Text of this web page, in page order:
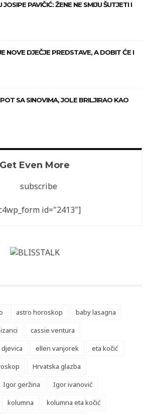
PAVIČIĆ: ŽENE NE SMIJU ŠUTJETI I
NOVE DJEČJE PREDSTAVE, A DOBIT ĆE I
SA SINOVIMA, JOLE BRILJIRAO KAO
Get Even More
id="2413"]
astro horoskop
baby lasagna
cassie ventura
djevica ellen vanjorek
eta kočić
Hrvatska glazba
Igor geržina
Igor ivanović
kolumna
kolumna eta kočić